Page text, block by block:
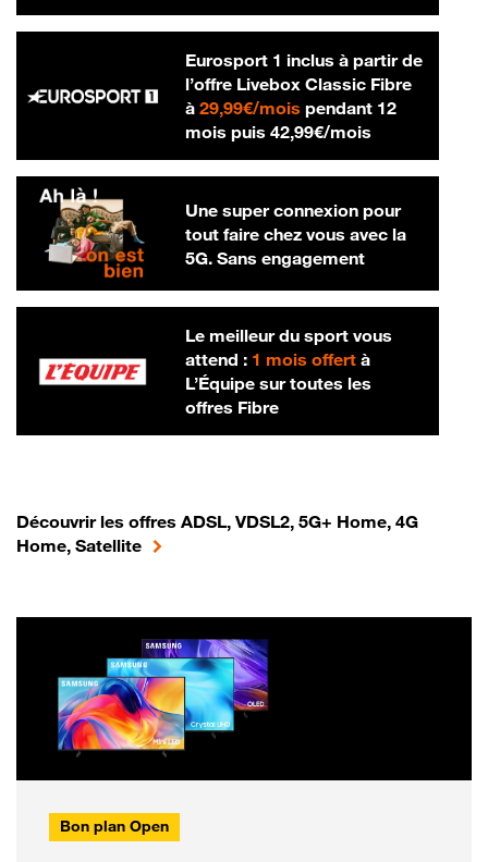
Eurosport 1 inclus à partir de
l’offre Livebox Classic Fibre
à 29,99€/mois29,99 € par mois
pendant 12
mois puis 42,99€/mois42,99 € par
Une super connexion pour
tout faire chez vous avec la
5G. Sans engagement
Le meilleur du sport vous
attend : 1 mois offertà
L’Équipe sur toutes les
offres Fibre
Découvrir les offres ADSL, VDSL2, 5G+ Home, 4G
Home, Satellite
Bon plan Open